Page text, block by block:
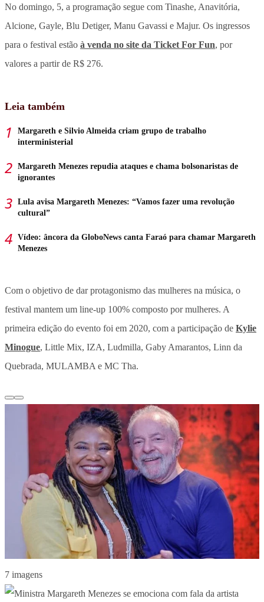
No domingo, 5, a programação segue com Tinashe, Anavitória,
Alcione, Gayle, Blu Detiger, Manu Gavassi e Majur. Os ingressos
para o festival estão à venda no site da Ticket For Fun, por
valores a partir de R$ 276.
Leia também
Margareth e Silvio Almeida criam grupo de trabalho
interministerial
Margareth Menezes repudia ataques e chama bolsonaristas de
ignorantes
Lula avisa Margareth Menezes: “Vamos fazer uma revolução
cultural”
Vídeo: âncora da GloboNews canta Faraó para chamar Margareth
Menezes
Com o objetivo de dar protagonismo das mulheres na música, o
festival mantem um line-up 100% composto por mulheres. A
primeira edição do evento foi em 2020, com a participação de Kylie
Minogue, Little Mix, IZA, Ludmilla, Gaby Amarantos, Linn da
Quebrada, MULAMBA e MC Tha.
7 imagens